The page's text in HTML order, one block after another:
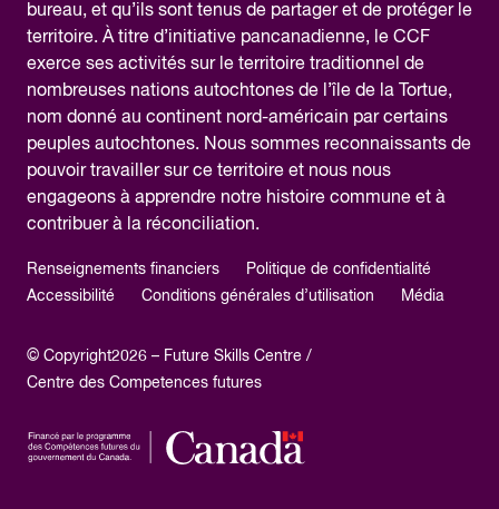
bureau, et qu’ils sont tenus de partager et de protéger le
territoire. À titre d’initiative pancanadienne, le CCF
exerce ses activités sur le territoire traditionnel de
nombreuses nations autochtones de l’île de la Tortue,
nom donné au continent nord-américain par certains
peuples autochtones. Nous sommes reconnaissants de
pouvoir travailler sur ce territoire et nous nous
engageons à apprendre notre histoire commune et à
contribuer à la réconciliation.
Renseignements financiers
Politique de confidentialité
Accessibilité
Conditions générales d’utilisation Média
© Copyright2026 – Future Skills Centre /
Centre des Competences futures